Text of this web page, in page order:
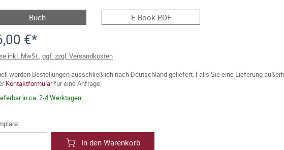
Buch E-Book PDF
€*
inkl. MwSt., ggf. zzgl. Versandkosten
werden Bestellungen ausschließlich nach Deutschland geliefert. Falls Sie eine Lieferung
Kontaktformularfür eine Anfrage.
in ca. 2-4 Werktagen
In den Warenkorb